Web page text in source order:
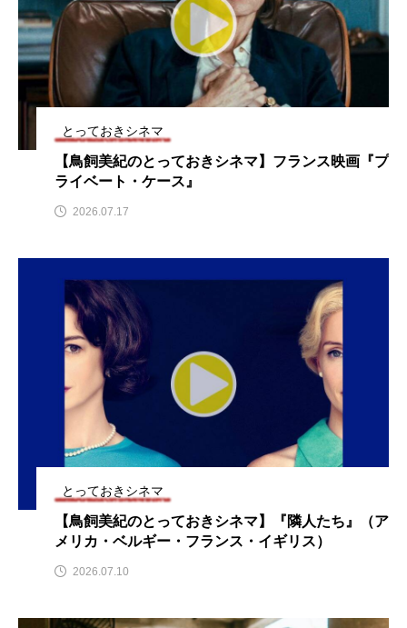
SIKIガーデン Autumn Season
Singing with a smile snowwhite
SPOTTED PRODUCTIONS/TWIN
SUNSUNキッズ
This is SUEKI We Live In Time
「THE オリバーな犬、（Gosh!!）このヤロウMOVIE」
『今日の空が一番好き、とまだ言えない僕は』
あいはらひろゆき
あかしあジュニア合唱団「さくらんぼ」
あかしあ台小学校
あっぷっぷのぷ～ あなたが眠る間
あの歌を憶えている
いばら姫 おいしいおのまとぺ
とっておきシネマ
【鳥飼美紀のとっておきシネマ】フランス映画『プ
ライベート・ケース』
2026.07.17
とっておきシネマ
【鳥飼美紀のとっておきシネマ】『隣人たち』（ア
メリカ・ベルギー・フランス・イギリス）
2026.07.10